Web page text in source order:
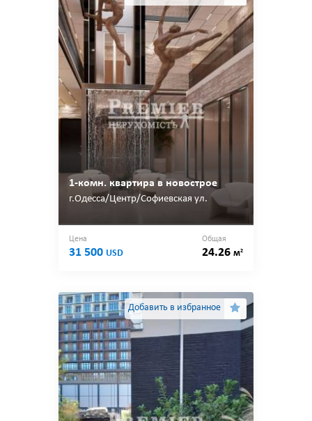
1-комн. квартира в новострое
г.Одесса/Центр/Софиевская ул.
Цена
31 500 USD
Общая
24.26 м2
Добавить в избранное